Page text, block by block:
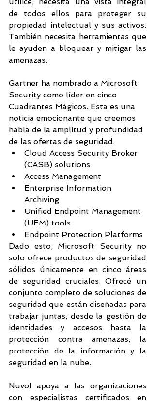
de todos ellos para proteger su
propiedad intelectual y sus activos.
También necesita herramientas que
le ayuden a bloquear y mitigar las
amenazas.
Gartner ha nombrado a Microsoft
Security como líder en cinco
Cuadrantes Mágicos. Esta es una
noticia emocionante que creemos
habla de la amplitud y profundidad
de las ofertas de seguridad.
Cloud Access Security Broker
(CASB) solutions
Access Management
Enterprise Information
Archiving
Unified Endpoint Management
(UEM) tools
Endpoint Protection Platforms
Dado esto, Microsoft Security no
solo ofrece productos de seguridad
sólidos únicamente en cinco áreas
de seguridad cruciales. Ofrecé un
conjunto completo de soluciones de
seguridad que están diseñadas para
trabajar juntas, desde la gestión de
identidades y accesos hasta la
protección contra amenazas, la
protección de la información y la
seguridad en la nube.
Nuvol apoya a las organizaciones
con especialistas certificados en